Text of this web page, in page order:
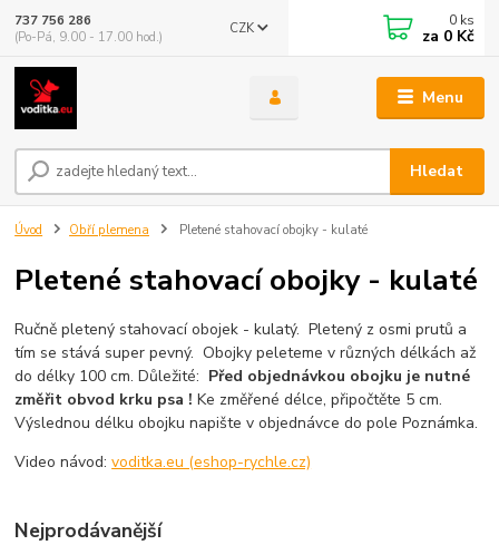
Menu
CZK
Hledat
737 756 286
(Po-Pá, 9.00 - 17.00 hod.)
0 ks
za 0 Kč
Úvod Obří plemena Pletené stahovací obojky - kulaté
Pletené stahovací obojky - kulaté
Ručně pletený stahovací obojek - kulatý. Pletený z osmi prutů a
tím se stává super pevný. Obojky peleteme v různých délkách až
do délky 100 cm. Důležité: Před objednávkou obojku je nutné
změřit obvod krku psa !Ke změřené délce, připočtěte 5 cm.
Výslednou délku obojku napište v objednávce do pole Poznámka.
Video návod:voditka.eu (eshop-rychle.cz)
Nejprodávanější